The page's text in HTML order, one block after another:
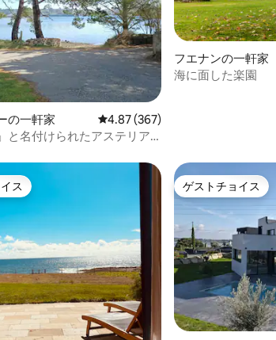
の一軒家 レビュー367件、5つ星中4.87つ
4.87 (367)
と名付けられたアステリア
フエナンの一軒家
海に面した楽園
ス
ス ゲストチョイス
ゲストチョイス